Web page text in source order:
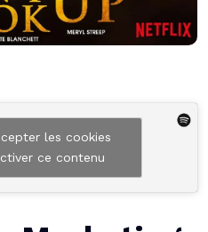
les cookies
ce contenu